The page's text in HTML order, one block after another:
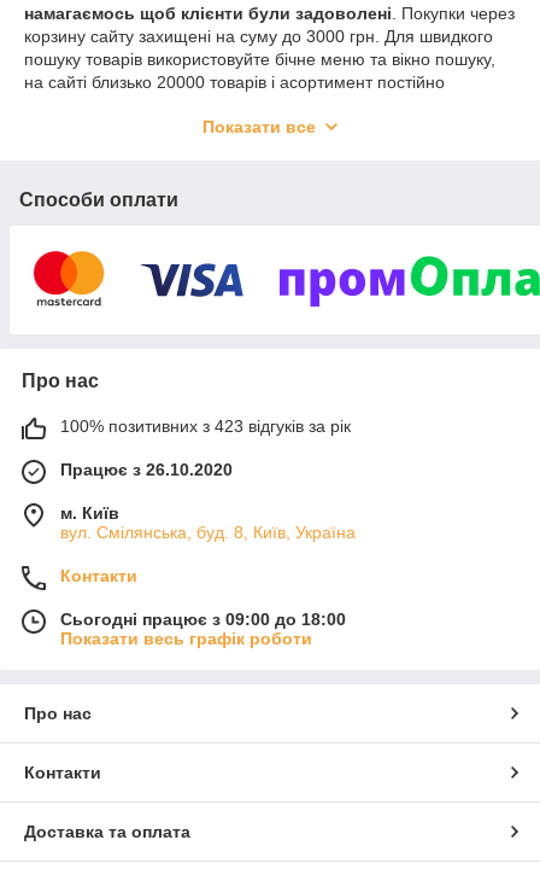
намагаємось щоб клієнти були задоволені . Покупки через
корзину сайту захищені на суму до 3000 грн. Для швидкого
пошуку товарів використовуйте бічне меню та вікно пошуку,
на сайті близько 20000 товарів і асортимент постійно
вказали вірний номер телефону. В зв'язку з ситуацією в
замовлення Вам зателефонує менеджер, уточнить деталі по
писати в Вайбер. Порадуйте себе та близьких гарною
покупкою!
Показати все
Способи оплати
Про нас
100% позитивних з 423 відгуків за рік
Працює з 26.10.2020
м. Київ
вул. Смілянська, буд. 8, Київ, Україна
Контакти
Сьогодні працює з 09:00 до 18:00
Показати весь графік роботи
Про нас
Контакти
Доставка та оплата